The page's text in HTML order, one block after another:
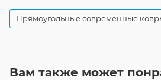
Прямоугольные современные
Вам также может